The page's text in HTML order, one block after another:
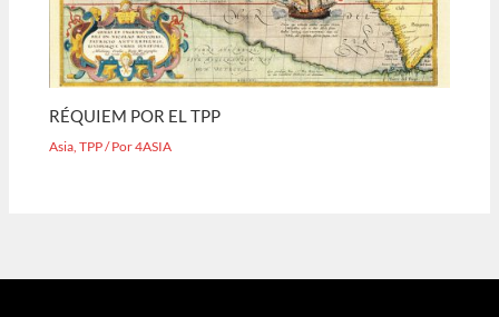
RÉQUIEM POR EL TPP
Asia,TPP/ Por4ASIA